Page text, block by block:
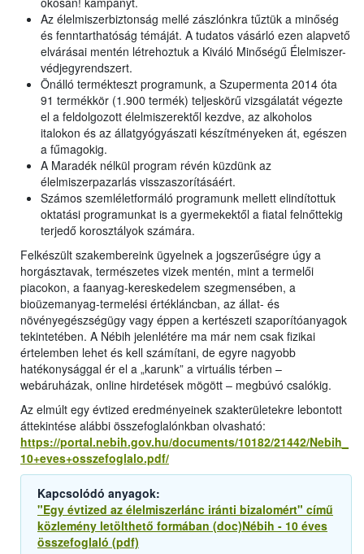
Az élelmiszerbiztonság mellé zászlónkra tűztük a minőség
és fenntarthatóság témáját. A tudatos vásárló ezen alapvető
elvárásai mentén létrehoztuk a Kiváló Minőségű Élelmiszer-
védjegyrendszert.
Önálló termékteszt programunk, a Szupermenta 2014 óta
91 termékkör (1.900 termék) teljeskörű vizsgálatát végezte
el a feldolgozott élelmiszerektől kezdve, az alkoholos
italokon és az állatgyógyászati készítményeken át, egészen
a fűmagokig.
A Maradék nélkül program révén küzdünk az
élelmiszerpazarlás visszaszorításáért.
Számos szemléletformáló programunk mellett elindítottuk
oktatási programunkat is a gyermekektől a fiatal felnőttekig
terjedő korosztályok számára.
Felkészült szakembereink ügyelnek a jogszerűségre úgy a
horgásztavak, természetes vizek mentén, mint a termelői
piacokon, a faanyag-kereskedelem szegmensében, a
bioüzemanyag-termelési értékláncban, az állat- és
növényegészségügy vagy éppen a kertészeti szaporítóanyagok
tekintetében. A Nébih jelenlétére ma már nem csak fizikai
értelemben lehet és kell számítani, de egyre nagyobb
hatékonysággal ér el a „karunk” a virtuális térben –
webáruházak, online hirdetések mögött – megbúvó csalókig.
Az elmúlt egy évtized eredményeinek szakterületekre lebontott
áttekintése alábbi összefoglalónkban olvasható:
https://portal.nebih.gov.hu/documents/10182/21442/Nebih_
10+eves+osszefoglalo.pdf/
Kapcsolódó anyagok:
"Egy évtized az élelmiszerlánc iránti bizalomért" című
közlemény letölthető formában (doc)Nébih - 10 éves
összefoglaló (pdf)